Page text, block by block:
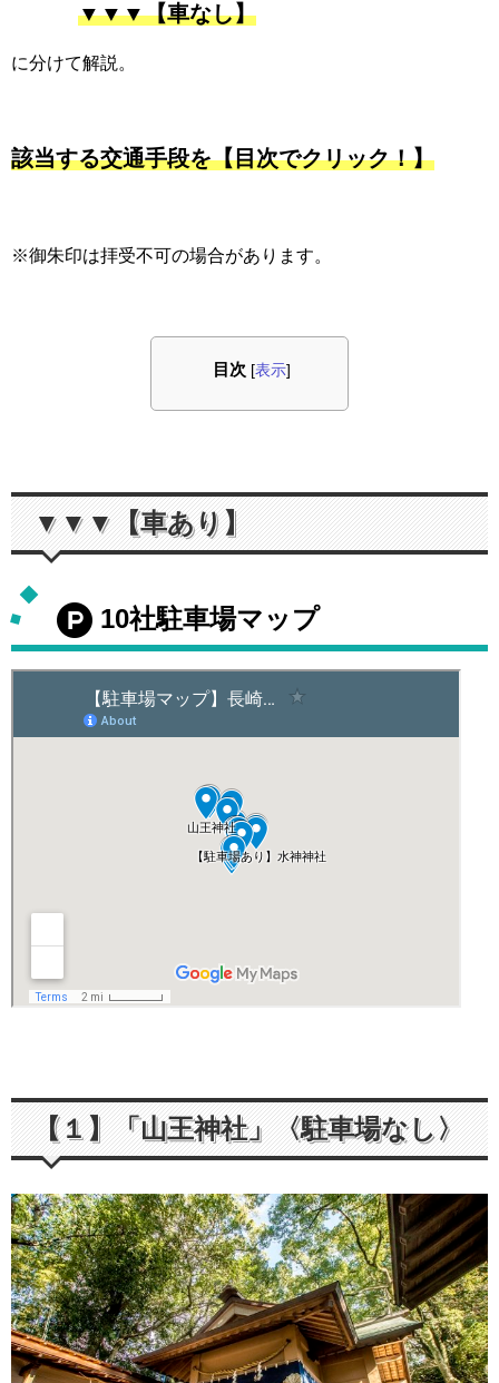
▼▼▼【車なし】
に分けて解説。
該当する交通手段を【目次でクリック！】
※御朱印は拝受不可の場合があります。
目次 [表示]
▼▼▼【車あり】
10社駐車場マップ
【１】「山王神社」〈駐車場なし〉